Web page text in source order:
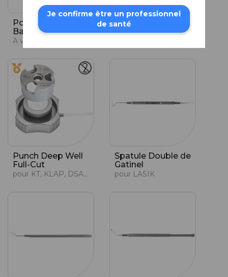
Porte-aiguilles de
Barraquer
Porte-Lame
Gardé Profond
Punch Deep Well
Full-Cut
pour KT, KLAP, DSAEK
Spatule Double de
Gatinel
pour LASIK
Je confirme être un professionnel
de santé